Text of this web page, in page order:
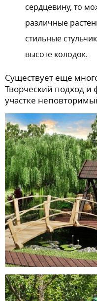
сердцевину, то
различные
стильные
высоте колодок.
Существует еще
Творческий подход и
участке